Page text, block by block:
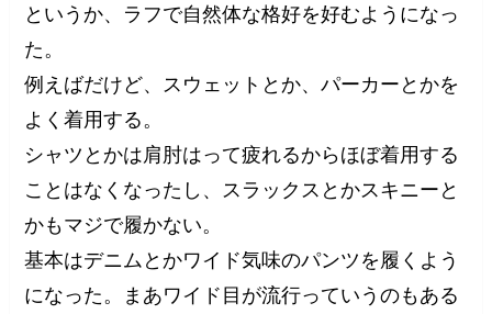
というか、ラフで自然体な格好を好むようになっ
た。
例えばだけど、スウェットとか、パーカーとかを
よく着用する。
シャツとかは肩肘はって疲れるからほぼ着用する
ことはなくなったし、スラックスとかスキニーと
かもマジで履かない。
基本はデニムとかワイド気味のパンツを履くよう
になった。まあワイド目が流行っていうのもある